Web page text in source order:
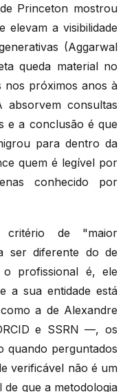
Princeton mostrou
elevam a visibilidade
(Aggarwal
queda material no
nos próximos anos à
absorvem consultas
e a conclusão é que
para dentro da
quem é legível por
conhecido por
de "maior
ser diferente do de
o profissional é, ele
a sua entidade está
a de Alexandre
e SSRN —, os
quando perguntados
verificável não é um
que a metodologia